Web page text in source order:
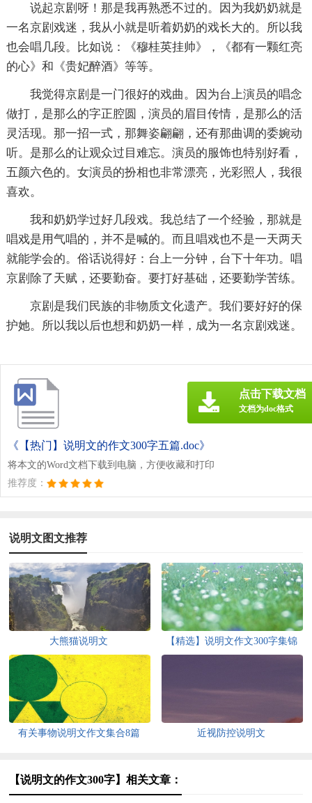
说起京剧呀！那是我再熟悉不过的。因为我奶奶就是
一名京剧戏迷，我从小就是听着奶奶的戏长大的。所以我
也会唱几段。比如说：《穆桂英挂帅》，《都有一颗红亮
的心》和《贵妃醉酒》等等。
我觉得京剧是一门很好的戏曲。因为台上演员的唱念
做打，是那么的字正腔圆，演员的眉目传情，是那么的活
灵活现。那一招一式，那舞姿翩翩，还有那曲调的委婉动
听。是那么的让观众过目难忘。演员的服饰也特别好看，
五颜六色的。女演员的扮相也非常漂亮，光彩照人，我很
喜欢。
我和奶奶学过好几段戏。我总结了一个经验，那就是
唱戏是用气唱的，并不是喊的。而且唱戏也不是一天两天
就能学会的。俗话说得好：台上一分钟，台下十年功。唱
京剧除了天赋，还要勤奋。要打好基础，还要勤学苦练。
京剧是我们民族的非物质文化遗产。我们要好好的保
护她。所以我以后也想和奶奶一样，成为一名京剧戏迷。
《【热门】说明文的作文300字五篇.doc》
将本文的Word文档下载到电脑，方便收藏和打印
推荐度：
点击下载文档
文档为doc格式
说明文图文推荐
大熊猫说明文
【精选】说明文作文300字集锦
有关事物说明文作文集合8篇 近视防控说明文
【说明文的作文300字】相关文章：